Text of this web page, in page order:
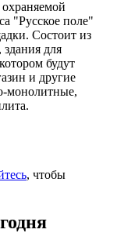
"Русское поле"
Состоит из
для
будут
и другие
монолитные,
, чтобы